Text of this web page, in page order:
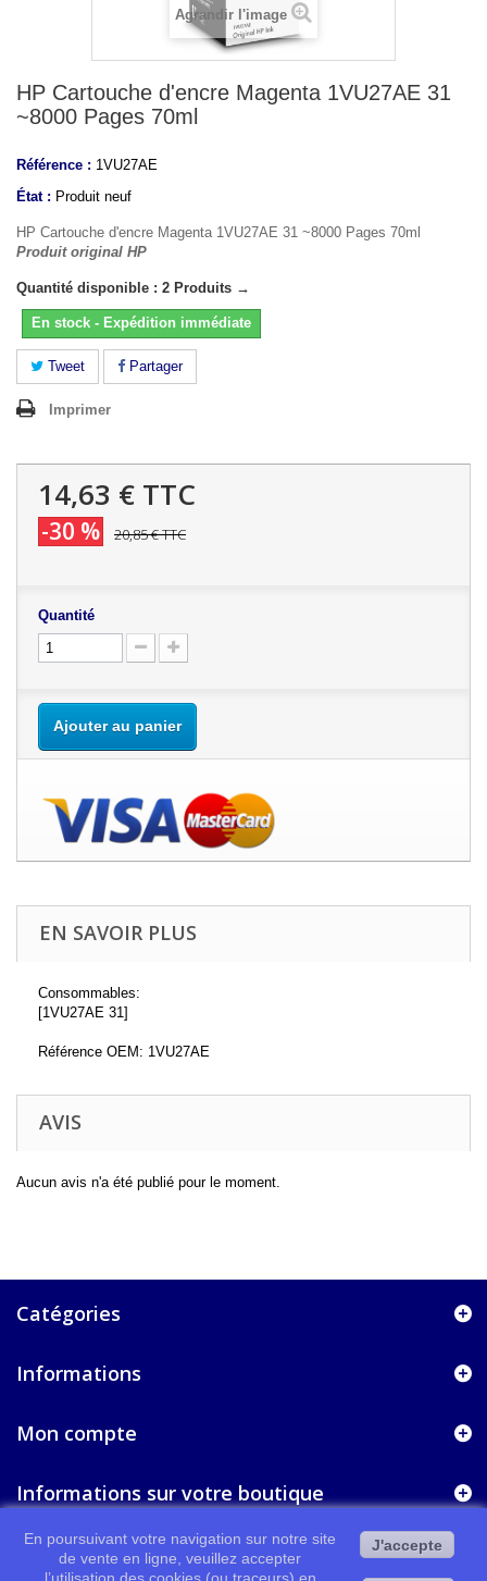
Agrandir l'image
HP Cartouche d'encre Magenta 1VU27AE 31
~8000 Pages 70ml
Référence : 1VU27AE
État : Produit neuf
HP Cartouche d'encre Magenta 1VU27AE 31 ~8000 Pages 70ml
Produit original HP
Quantité disponible : 2 Produits →
En stock - Expédition immédiate
Tweet Partager
Imprimer
14,63 € TTC
-30 % 20,85 €TTC
Quantité
Ajouter au panier
EN SAVOIR PLUS
Consommables:
[1VU27AE 31]
Référence OEM: 1VU27AE
AVIS
Aucun avis n'a été publié pour le moment.
Catégories
Informations
Mon compte
Informations sur votre boutique
En poursuivant votre navigation sur notre site
de vente en ligne, veuillez accepter
J'accepte